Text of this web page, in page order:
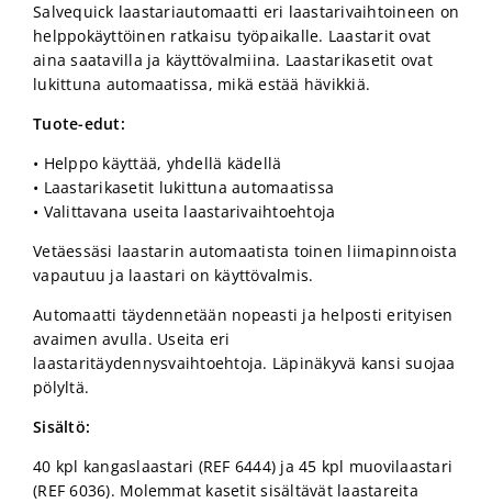
Salvequick laastariautomaatti eri laastarivaihtoineen on
helppokäyttöinen ratkaisu työpaikalle. Laastarit ovat
aina saatavilla ja käyttövalmiina. Laastarikasetit ovat
lukittuna automaatissa, mikä estää hävikkiä.
Tuote-edut:
• Helppo käyttää, yhdellä kädellä
• Laastarikasetit lukittuna automaatissa
• Valittavana useita laastarivaihtoehtoja
Vetäessäsi laastarin automaatista toinen liimapinnoista
vapautuu ja laastari on käyttövalmis.
Automaatti täydennetään nopeasti ja helposti erityisen
avaimen avulla. Useita eri
laastaritäydennysvaihtoehtoja. Läpinäkyvä kansi suojaa
pölyltä.
Sisältö:
40 kpl kangaslaastari (REF 6444) ja 45 kpl muovilaastari
(REF 6036). Molemmat kasetit sisältävät laastareita